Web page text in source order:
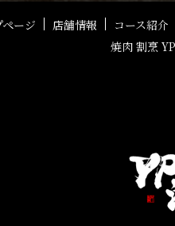
ージ 店舗情報 コース紹介
焼肉 割烹